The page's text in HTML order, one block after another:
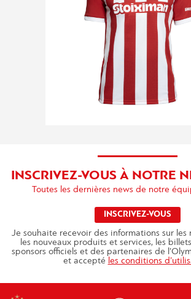
INSCRIVEZ-VOUS À NOTRE
Toutes les dernières news de notre
INSCRIVEZ-VOUS
Je souhaite recevoir des informations sur les
les nouveaux produits et services, les
sponsors officiels et des partenaires de
et accepté les conditions